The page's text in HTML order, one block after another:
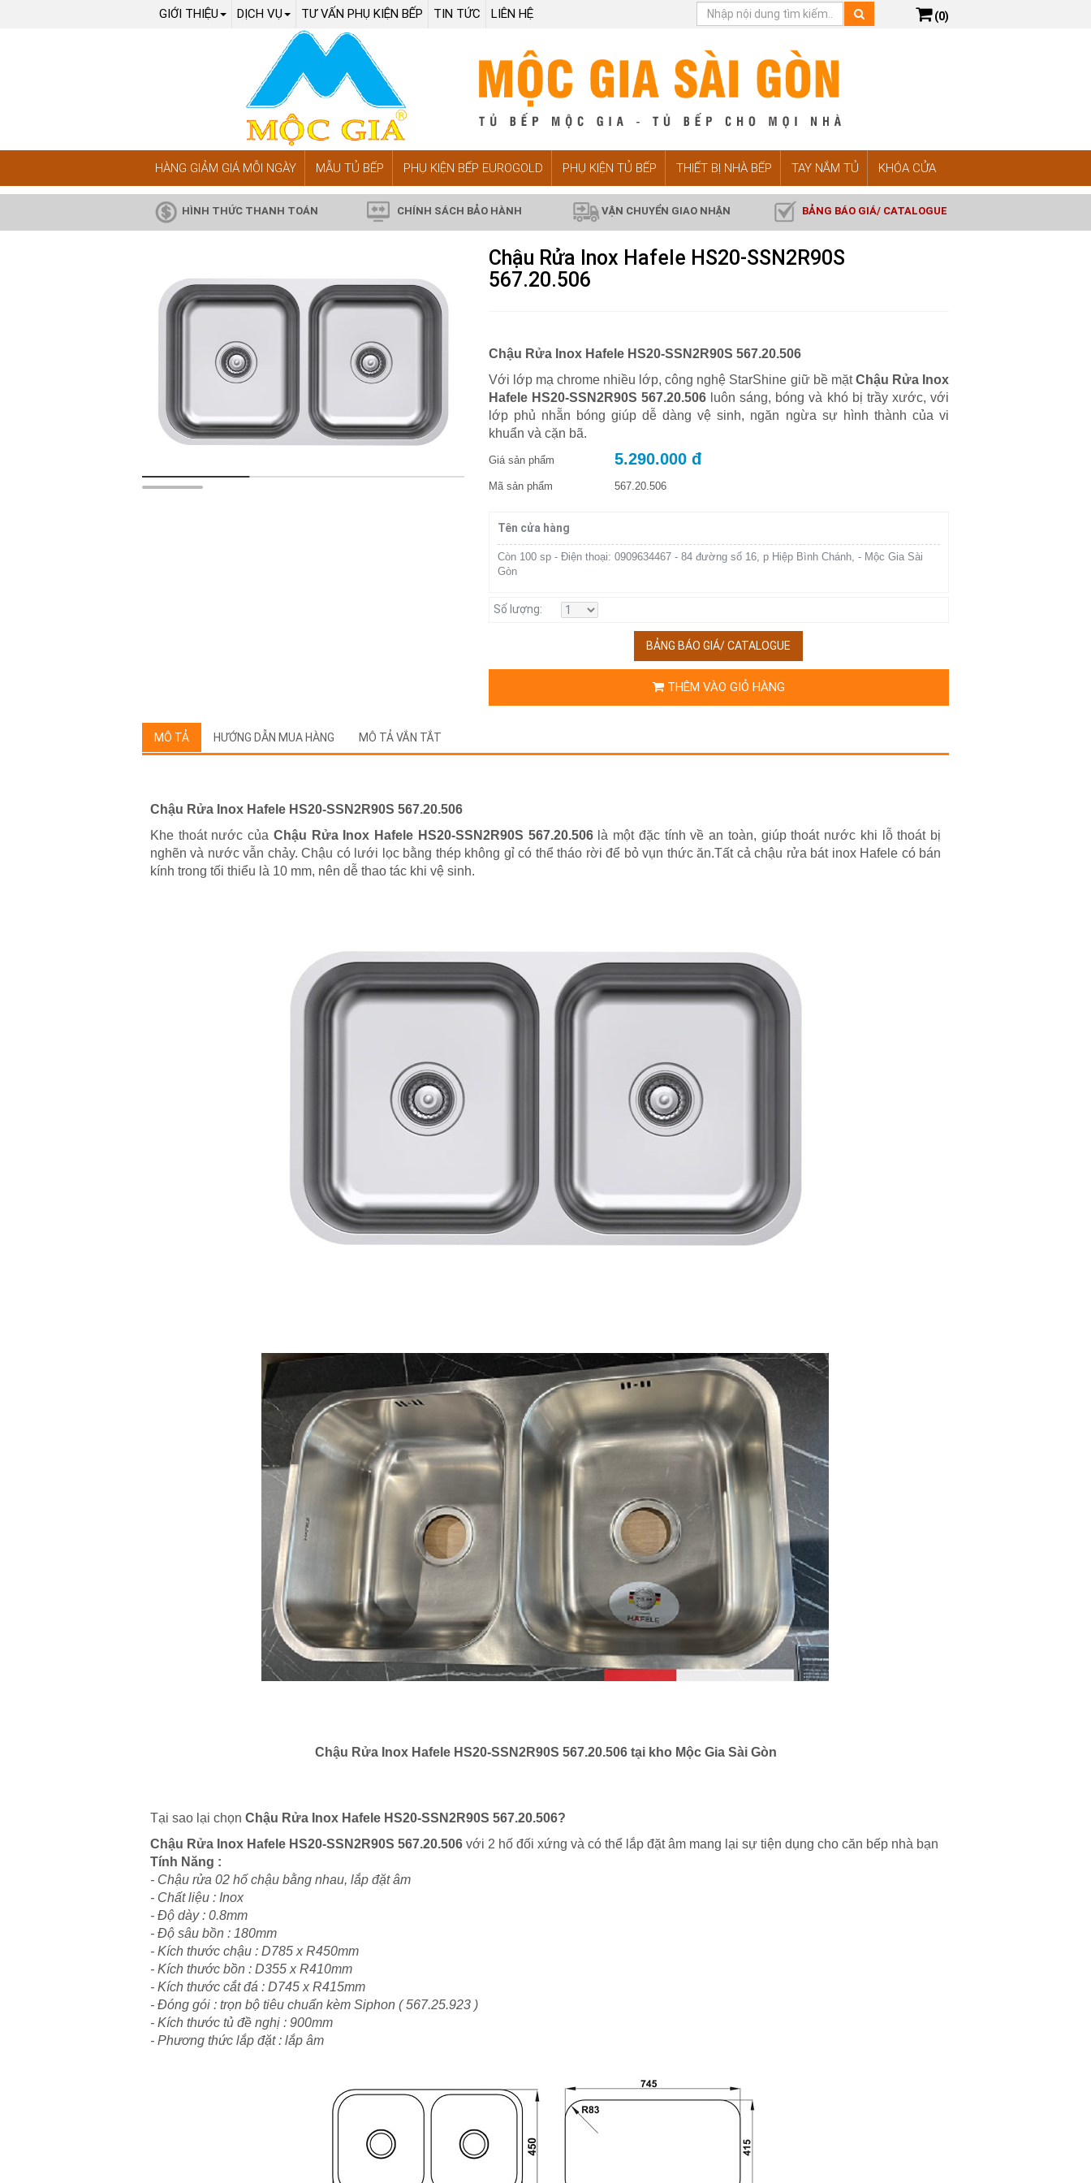
GIỚI THIỆU DỊCH VỤ TƯ VẤN PHỤ KIỆN BẾP TIN TỨC LIÊN HỆ (0)
HÀNG GIẢM GIÁ MỖI NGÀY MẪU TỦ BẾP PHỤ KIỆN BẾP EUROGOLD PHỤ KIỆN TỦ BẾP THIẾT BỊ NHÀ BẾP TAY NẮM TỦ KHÓA CỬA
HÌNH THỨC THANH TOÁN CHÍNH SÁCH BẢO HÀNH VẬN CHUYỂN GIAO NHẬN BẢNG BÁO GIÁ/ CATALOGUE
Chậu Rửa Inox Hafele HS20-SSN2R90S
567.20.506
Chậu Rửa Inox Hafele HS20-SSN2R90S 567.20.506
Với lớp mạ chrome nhiều lớp, công nghệ StarShine giữ bề mặtChậu Rửa Inox
Hafele HS20-SSN2R90S 567.20.506luôn sáng, bóng và khó bị trầy xước, với
lớp phủ nhẵn bóng giúp dễ dàng vệ sinh, ngăn ngừa sự hình thành của vi
khuẩn và cặn bã.
Giá sản phẩm 5.290.000 đ
Mã sản phẩm 567.20.506
Tên cửa hàng
Còn 100 sp - Điện thoại: 0909634467 - 84 đường số 16, p Hiệp Bình Chánh, - Mộc Gia Sài
Gòn
Số lượng:
BẢNG BÁO GIÁ/ CATALOGUE
THÊM VÀO GIỎ HÀNG
MÔ TẢ HƯỚNG DẪN MUA HÀNG MÔ TẢ VẮN TẮT
Chậu Rửa Inox Hafele HS20-SSN2R90S 567.20.506
Khe thoát nước của Chậu Rửa Inox Hafele HS20-SSN2R90S 567.20.506là một đặc tính về an toàn, giúp thoát nước khi lỗ thoát bị
nghẽn và nước vẫn chảy. Chậu có lưới lọc bằng thép không gỉ có thể tháo rời để bỏ vụn thức ăn.Tất cả chậu rửa bát inox Hafele có bán
kính trong tối thiểu là 10 mm, nên dễ thao tác khi vệ sinh.
Chậu Rửa Inox Hafele HS20-SSN2R90S 567.20.506 tại kho Mộc Gia Sài Gòn
Tại sao lại chọn Chậu Rửa Inox Hafele HS20-SSN2R90S 567.20.506?
Chậu Rửa Inox Hafele HS20-SSN2R90S 567.20.506 với 2 hố đối xứng và có thể lắp đặt âm mang lại sự tiện dụng cho căn bếp nhà bạn
Tính Năng :
- Chậu rửa 02 hố chậu bằng nhau, lắp đặt âm
- Chất liệu : Inox
- Độ dày : 0.8mm
- Độ sâu bồn : 180mm
- Kích thước chậu : D785 x R450mm
- Kích thước bồn : D355 x R410mm
- Kích thước cắt đá : D745 x R415mm
- Đóng gói : trọn bộ tiêu chuẩn kèm Siphon ( 567.25.923 )
- Kích thước tủ đề nghị : 900mm
- Phương thức lắp đặt : lắp âm